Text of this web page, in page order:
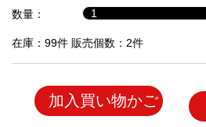
数量：
在庫：99件 販売個数：2件
加入買い物かご